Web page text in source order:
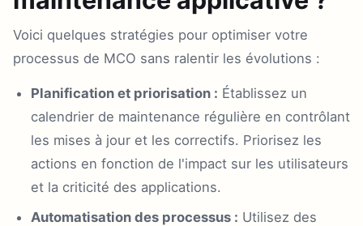
Voici quelques stratégies pour optimiser votre
processus de MCO sans ralentir les évolutions :
Planification et priorisation : Établissez un
calendrier de maintenance régulière en contrôlant
les mises à jour et les correctifs. Priorisez les
actions en fonction de l'impact sur les utilisateurs
et la criticité des applications.
Automatisation des processus : Utilisez des